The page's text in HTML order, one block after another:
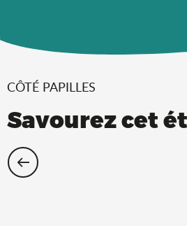
CÔTÉ PAPILLES
Savourez cet
terrasse à l’ombre !